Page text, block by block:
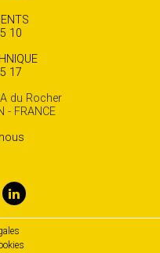
10
17
du Rocher
- FRANCE